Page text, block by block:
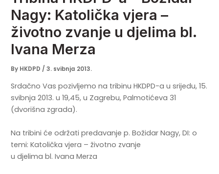
Nagy: Katolička vjera –
životno zvanje u djelima bl.
Ivana Merza
By HKDPD /3. svibnja 2013.
Srdačno Vas pozivljemo na tribinu HKDPD-a u srijedu, 15.
svibnja 2013. u 19,45, u Zagrebu, Palmotićeva 31
(dvorišna zgrada).
Na tribini će održati predavanje p. Božidar Nagy, DI: o
temi: Katolička vjera – životno zvanje
u djelima bl. Ivana Merza